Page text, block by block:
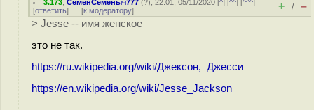
3.173 ,СеменСеменыч777 (?), 22:01, 05/11/2020 [^] [^^] [^^^]
[ответить] [к модератору] + / –
> Jesse -- имя женское
это не так.
https://ru.wikipedia.org/wiki/Джексон,_Джесси
https://en.wikipedia.org/wiki/Jesse_Jackson